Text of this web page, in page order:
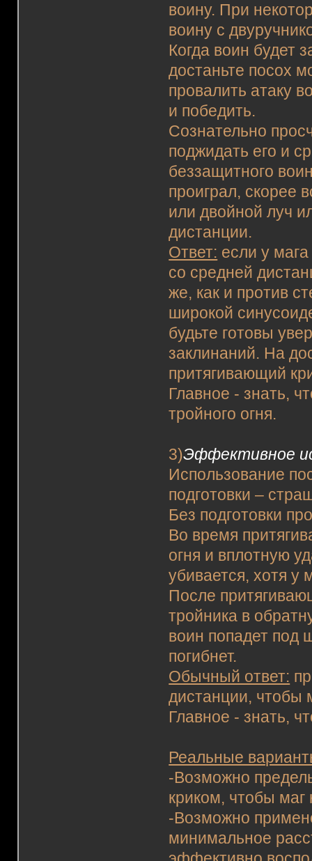
воину. При
воину с
Когда воин будет
достаньте посох
провалить атаку
и победить.
Сознательно
поджидать его и
беззащитного
проиграл, скорее
или двойной луч
дистанции.
Ответ: если у
со средней
же, как и против
широкой
будьте готовы
заклинаний. На
притягивающий
Главное - знать,
тройного огня.
3)Эффективное
Использование
подготовки –
Без подготовки
Во время
огня и вплотную
убивается, хотя у
После
тройника в
воин попадет под
погибнет.
Обычный ответ:
дистанции, чтобы
Главное - знать,
Реальные
-Возможно
криком, чтобы маг
-Возможно
минимальное